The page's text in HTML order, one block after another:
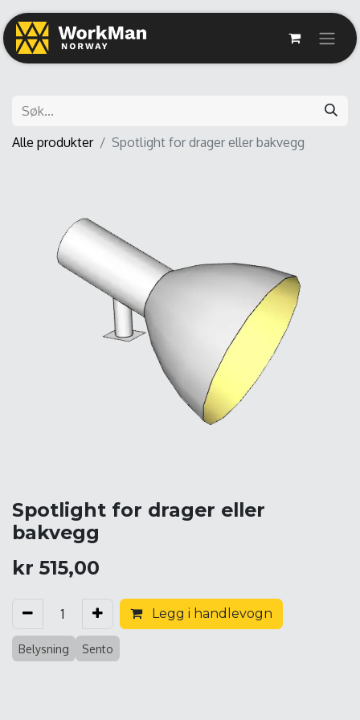
Alle produkter Spotlight for drager eller bakvegg
Spotlight for drager eller
bakvegg
kr 515,00
Legg i handlevogn
Belysning Sento